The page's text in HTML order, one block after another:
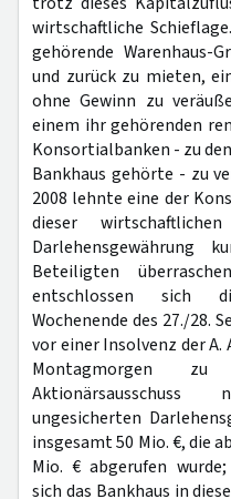
wirtschaftliche
gehörende Warenhaus-
und zurück zu mieten,
ohne Gewinn zu
einem ihr gehörenden
Konsortialbanken - zu
Bankhaus gehörte - zu
2008 lehnte eine der
dieser
Beteiligten
entschlossen sich
Wochenende des 27./28.
vor einer Insolvenz der A.
Montagmorgen
Aktionärsausschuss
ungesicherten
insgesamt 50 Mio. €, die
Mio. € abgerufen
sich das Bankhaus in